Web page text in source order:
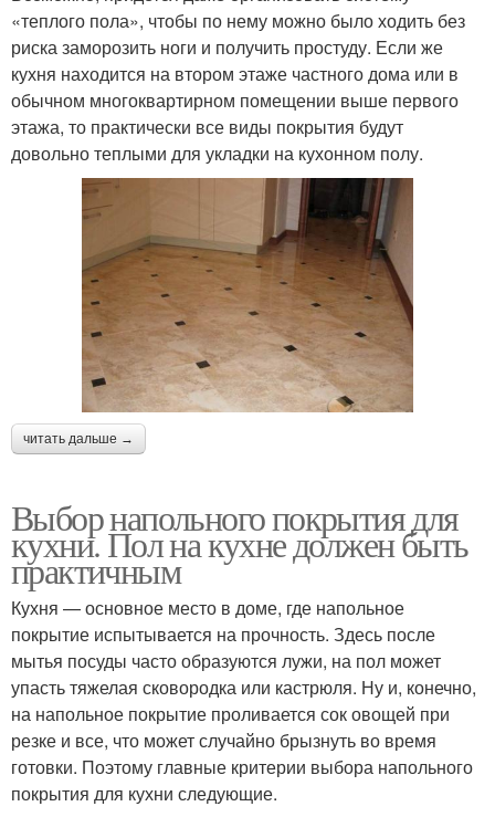
«теплого пола», чтобы по нему можно было ходить без
риска заморозить ноги и получить простуду. Если же
кухня находится на втором этаже частного дома или в
обычном многоквартирном помещении выше первого
этажа, то практически все виды покрытия будут
довольно теплыми для укладки на кухонном полу.
читать дальше →
Выбор напольного покрытия для
кухни. Пол на кухне должен быть
практичным
Кухня — основное место в доме, где напольное
покрытие испытывается на прочность. Здесь после
мытья посуды часто образуются лужи, на пол может
упасть тяжелая сковородка или кастрюля. Ну и, конечно,
на напольное покрытие проливается сок овощей при
резке и все, что может случайно брызнуть во время
готовки. Поэтому главные критерии выбора напольного
покрытия для кухни следующие.